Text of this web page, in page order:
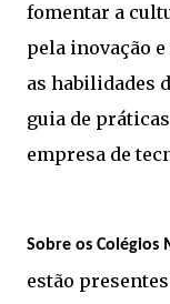
fomentar a
pela inovação
as habilidades
guia de
empresa de
Sobre os Colégios
estão